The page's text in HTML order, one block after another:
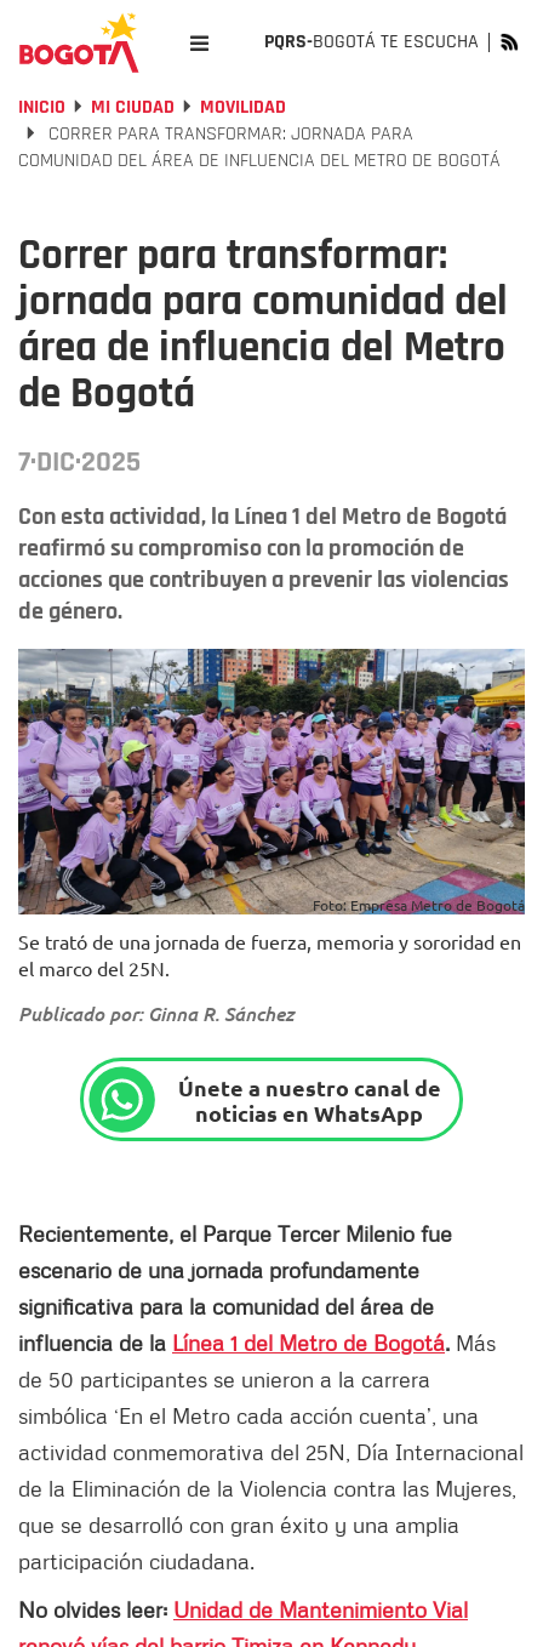
PQRS-BOGOTÁ TE ESCUCHA
INICIO MI CIUDAD
MOVILIDAD
CORRER PARA TRANSFORMAR: JORNADA PARA
COMUNIDAD DEL ÁREA DE INFLUENCIA DEL METRO DE BOGOTÁ
Correr para transformar:
jornada para comunidad del
área de influencia del Metro
de Bogotá
7·DIC·2025
Con esta actividad, la Línea 1 del Metro de Bogotá
reafirmó su compromiso con la promoción de
acciones que contribuyen a prevenir las violencias
de género.
Foto: Empresa Metro de Bogotá
Se trató de una jornada de fuerza, memoria y sororidad en
el marco del 25N.
Publicado por: Ginna R. Sánchez
Únete a nuestro canal de
noticias en WhatsApp
Recientemente, el Parque Tercer Milenio fue
escenario de una jornada profundamente
significativa para la comunidad del área de
influencia de la Línea 1 del Metro de Bogotá. Más
de 50 participantes se unieron a la carrera
simbólica ‘En el Metro cada acción cuenta’, una
actividad conmemorativa del 25N, Día Internacional
de la Eliminación de la Violencia contra las Mujeres,
que se desarrolló con gran éxito y una amplia
participación ciudadana.
No olvides leer: Unidad de Mantenimiento Vial